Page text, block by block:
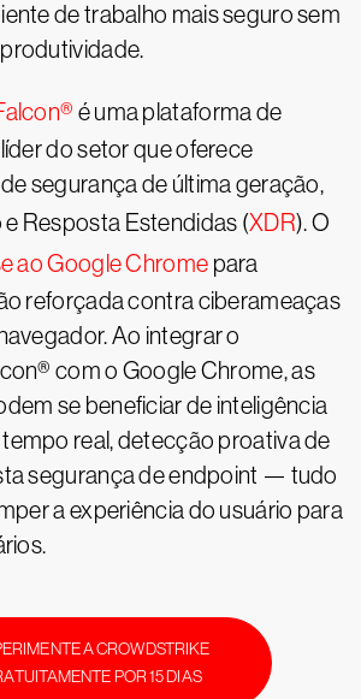
de trabalho mais seguro sem
é uma plataforma de
do setor que oferece
segurança de última geração,
Resposta Estendidas (XDR). O
ao Google Chrome para
reforçada contra ciberameaças
Ao integrar o
com o Google Chrome, as
se beneficiar de inteligência
real, detecção proativa de
segurança de endpoint — tudo
a experiência do usuário para
A CROWDSTRIKE
POR 15 DIAS